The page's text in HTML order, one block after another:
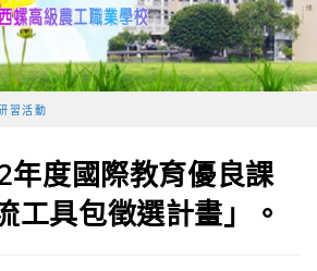
習活動
年度國際教育優良課
工具包徵選計畫」。